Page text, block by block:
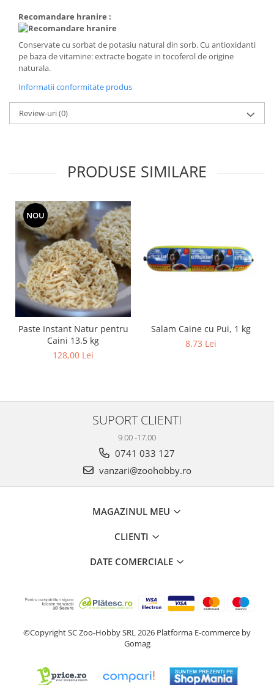
Recomandare hranire :
Conservate cu sorbat de potasiu natural din sorb. Cu antioxidanti
pe baza de vitamine: extracte bogate in tocoferol de origine
naturala.
Informatii conformitate produs
Review-uri(0)
PRODUSE SIMILARE
NOU
Paste Instant Natur pentru
Caini 13.5 kg
128,00 Lei
Salam Caine cu Pui, 1 kg
8,73 Lei
SUPORT CLIENTI
9.00 -17.00
0741 033 127
vanzari@zoohobby.ro
MAGAZINUL MEU
CLIENTI
DATE COMERCIALE
©Copyright SC Zoo-Hobby SRL 2026 Platforma E-commerce by
Gomag